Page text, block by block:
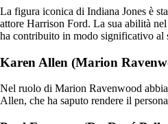
La figura iconica di Indiana Jones è
attore Harrison Ford. La sua abilità
ha contribuito in modo significativo al
Karen Allen (Marion
Nel ruolo di Marion Ravenwood
Allen, che ha saputo rendere il